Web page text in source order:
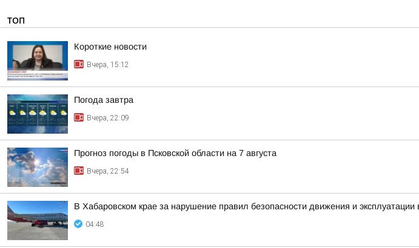
ТОП
Короткие новости
Вчера, 15:12
Погода завтра
Вчера, 22:09
Прогноз погоды в Псковской области на 7 августа
Вчера, 22:54
В Хабаровском крае за нарушение правил безопасности движения и
04:48